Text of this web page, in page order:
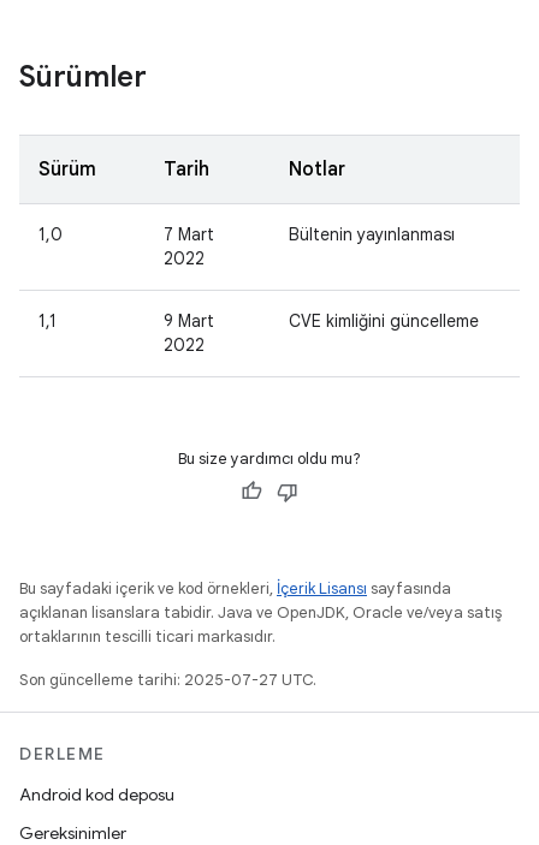
Sürümler
Sürüm Tarih Notlar
1,0
7 Mart
2022
Bültenin yayınlanması
1,1
9 Mart
2022
CVE kimliğini güncelleme
Bu size yardımcı oldu mu?
Bu sayfadaki içerik ve kod örnekleri, İçerik Lisansı sayfasında
açıklanan lisanslara tabidir. Java ve OpenJDK, Oracle ve/veya satış
ortaklarının tescilli ticari markasıdır.
Son güncelleme tarihi: 2025-07-27 UTC.
DERLEME
Android kod deposu
Gereksinimler